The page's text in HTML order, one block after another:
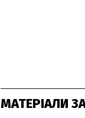
МАТЕРІАЛИ